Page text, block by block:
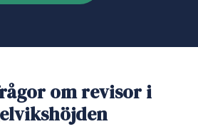
om revisor i